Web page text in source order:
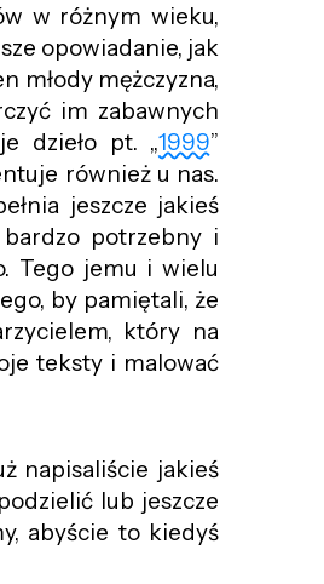
w różnym wieku,
opowiadanie, jak
młody mężczyzna,
im zabawnych
dzieło pt. „1999”
również u nas.
jeszcze jakieś
potrzebny i
Tego jemu i wielu
by pamiętali, że
który na
teksty i malować
napisaliście jakieś
lub jeszcze
abyście to kiedyś